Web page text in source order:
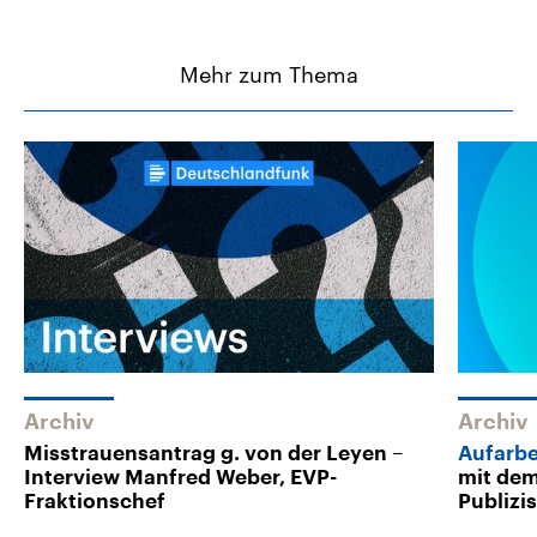
Mehr zum Thema
Archiv
Misstrauensantrag g. von der Leyen –
Interview Manfred Weber, EVP-
Fraktionschef
Archiv
mit